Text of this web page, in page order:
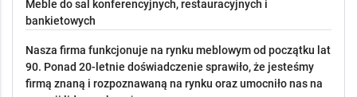
Meble do sal konferencyjnych, restauracyjnych i
bankietowych
Nasza firma funkcjonuje na rynku meblowym od początku lat
90. Ponad 20-letnie doświadczenie sprawiło, że jesteśmy
firmą znaną i rozpoznawaną na rynku oraz umocniło nas na